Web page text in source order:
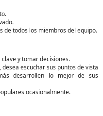
de todos los miembros del equipo.
y tomar decisiones.
escuchar sus puntos de vista
desarrollen lo mejor de sus
ocasionalmente.